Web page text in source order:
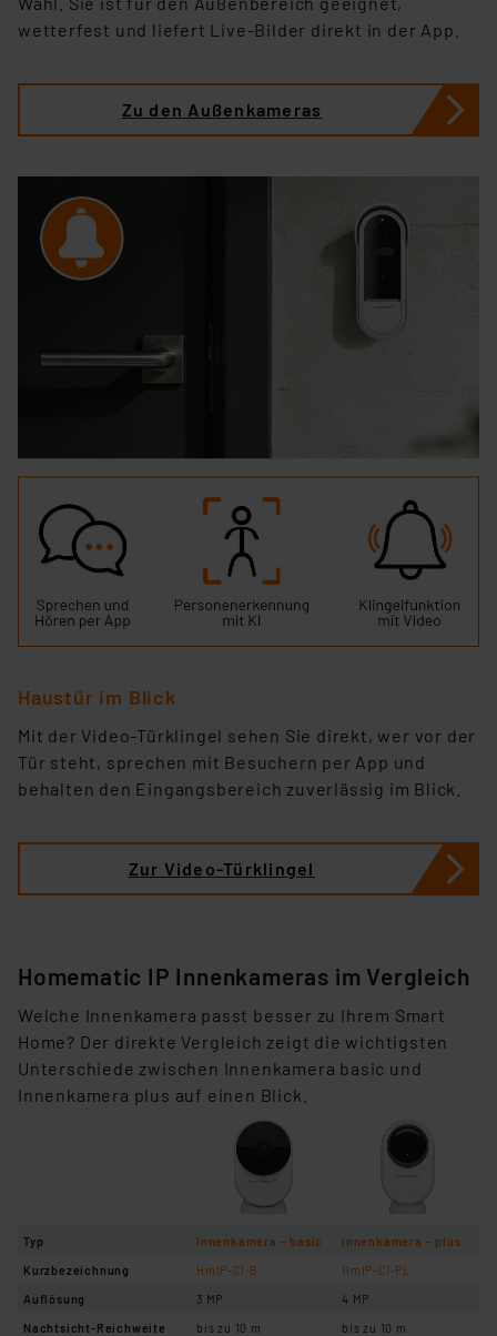
wetterfest und liefert Live-Bilder direkt in der App.
Zu den Außenkameras
Haustür im Blick
Mit der Video-Türklingel sehen Sie direkt, wer vor der
Tür steht, sprechen mit Besuchern per App und
behalten den Eingangsbereich zuverlässig im Blick.
Zur Video-Türklingel
Homematic IP Innenkameras im Vergleich
Welche Innenkamera passt besser zu Ihrem Smart
Home? Der direkte Vergleich zeigt die wichtigsten
Unterschiede zwischen Innenkamera basic und
Innenkamera plus auf einen Blick.
Typ Innenkamera – basic
Innenkamera – plus
Kurzbezeichnung
HmIP-CI-B
HmIP-CI-PL
Auflösung
3 MP
4 MP
Nachtsicht-Reichweite
bis zu 10 m bis zu 10 m